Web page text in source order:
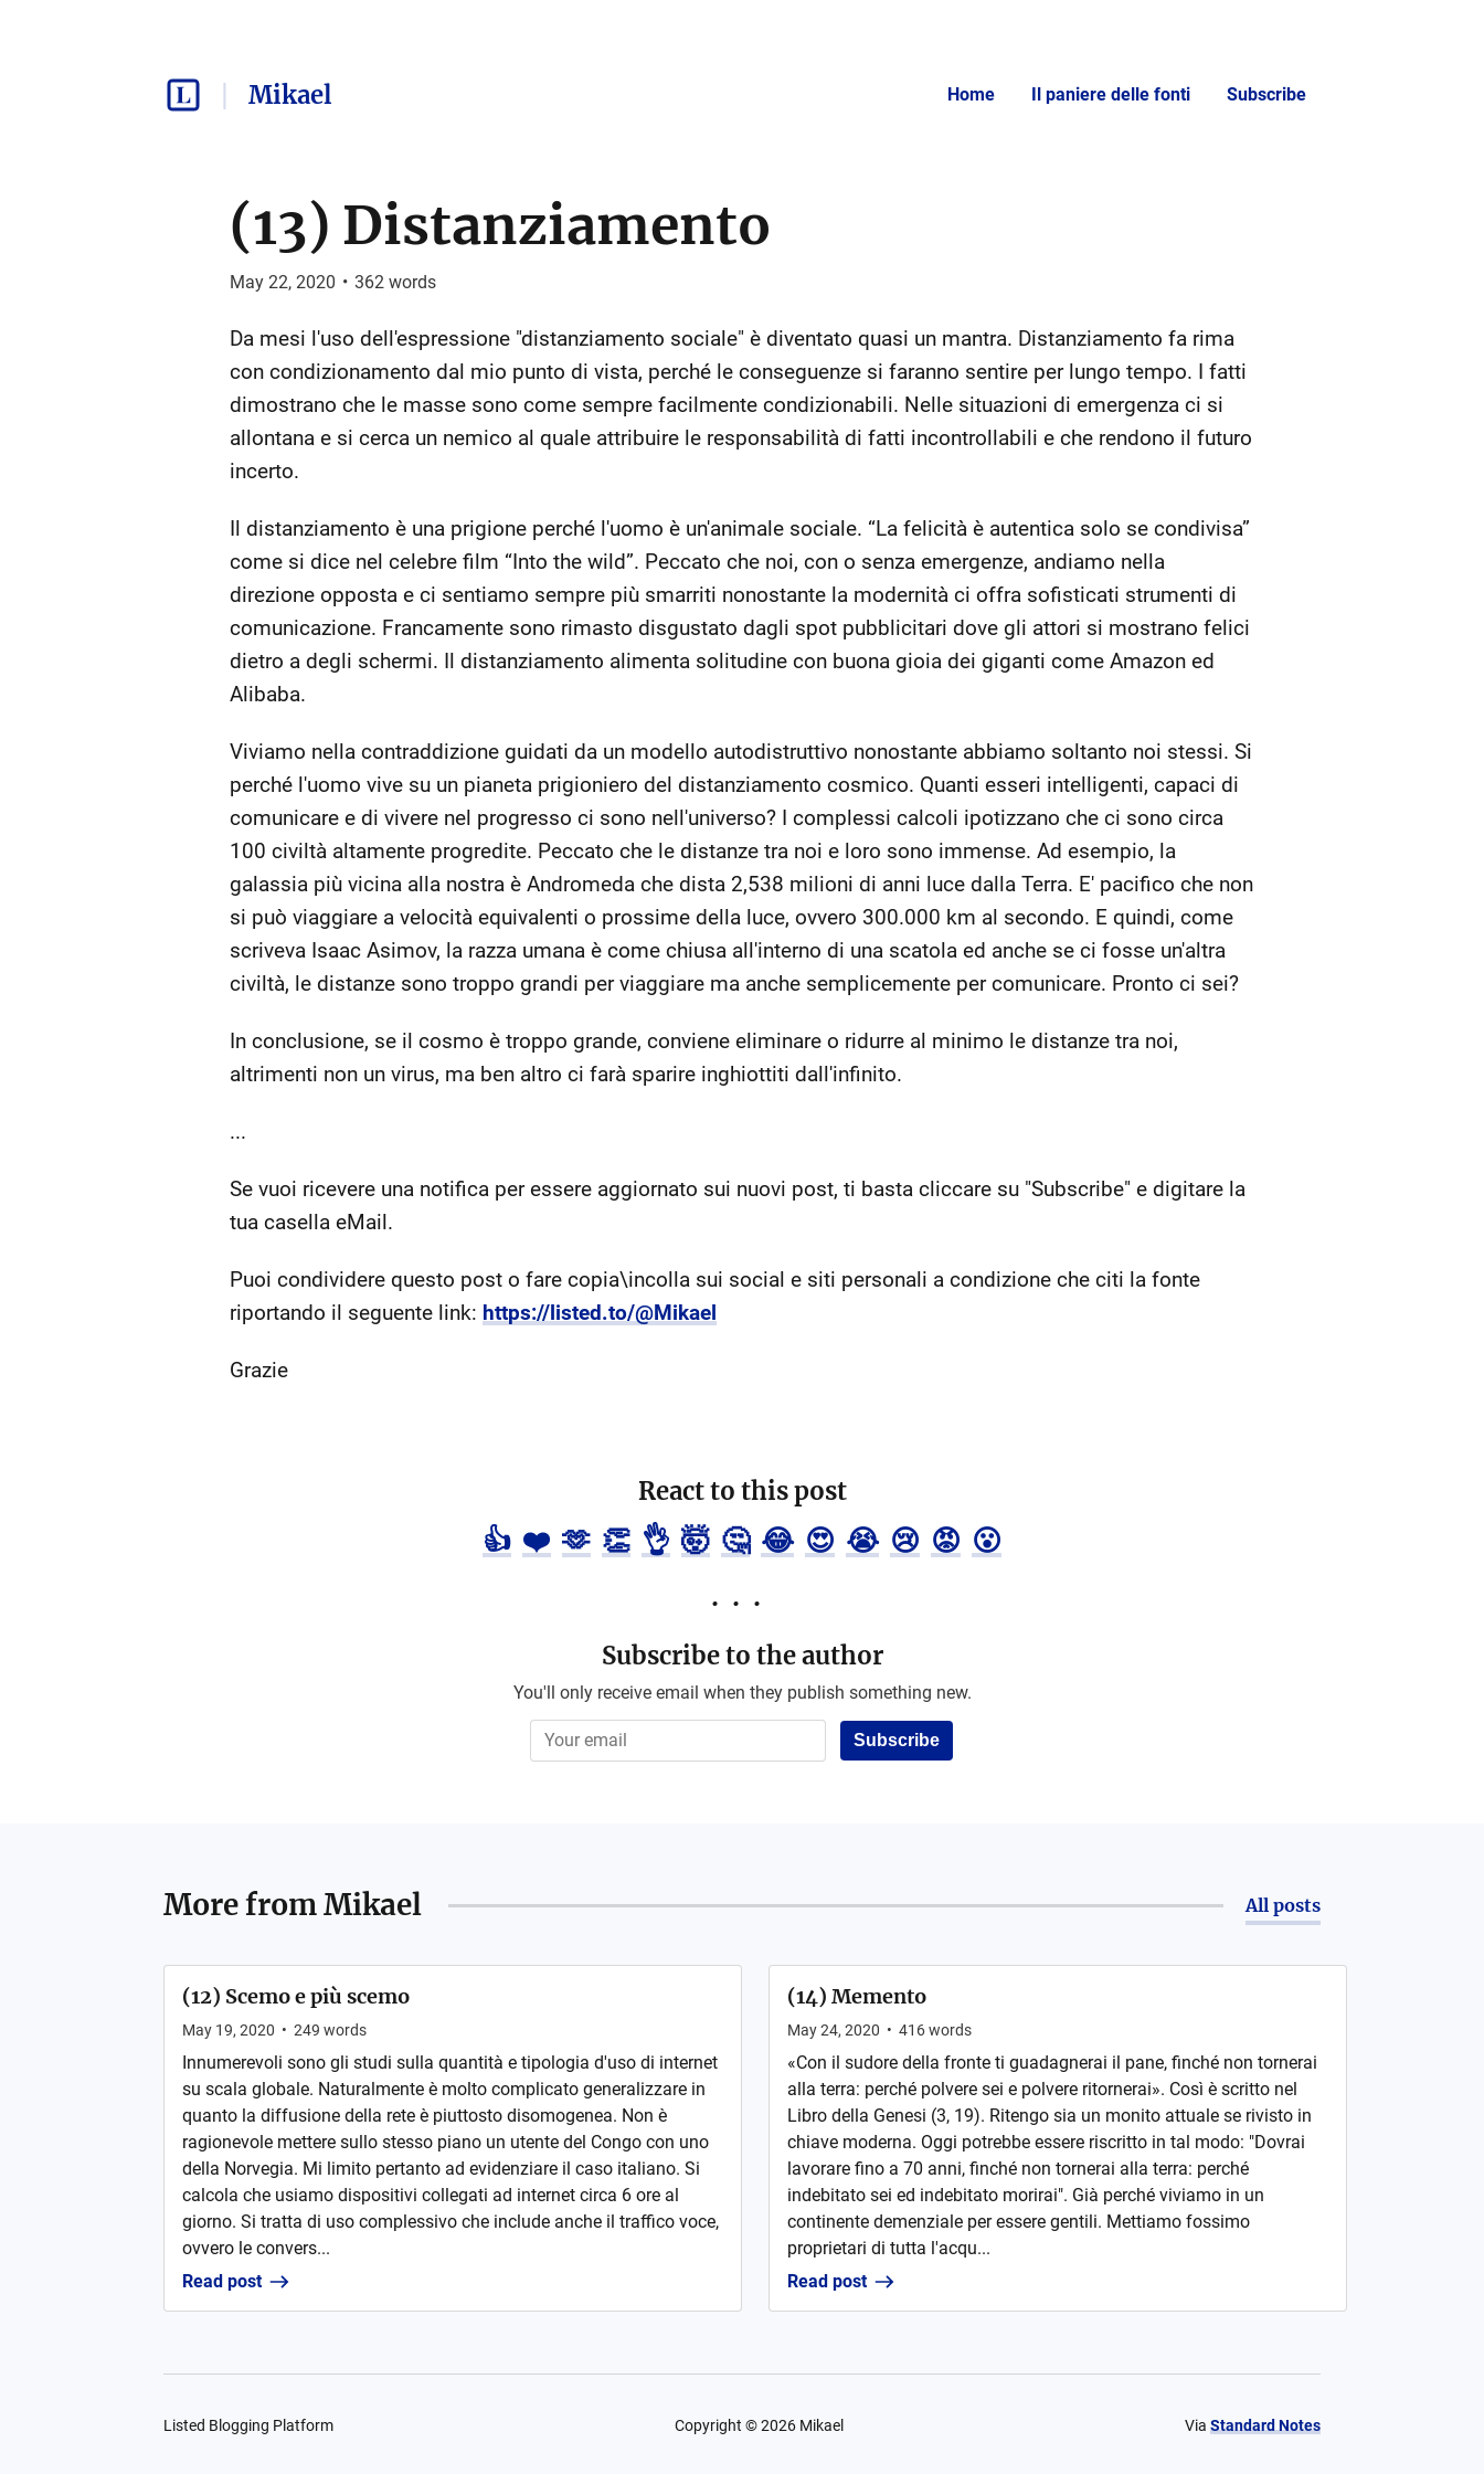
Mikael Home Il paniere delle fonti Subscribe
(13) Distanziamento
May 22, 2020 • 362words
Da mesi l'uso dell'espressione "distanziamento sociale" è diventato quasi un mantra. Distanziamento fa rima
con condizionamento dal mio punto di vista, perché le conseguenze si faranno sentire per lungo tempo. I fatti
dimostrano che le masse sono come sempre facilmente condizionabili. Nelle situazioni di emergenza ci si
allontana e si cerca un nemico al quale attribuire le responsabilità di fatti incontrollabili e che rendono il futuro
incerto.
Il distanziamento è una prigione perché l'uomo è un'animale sociale. “La felicità è autentica solo se condivisa”
come si dice nel celebre film “Into the wild”. Peccato che noi, con o senza emergenze, andiamo nella
direzione opposta e ci sentiamo sempre più smarriti nonostante la modernità ci offra sofisticati strumenti di
comunicazione. Francamente sono rimasto disgustato dagli spot pubblicitari dove gli attori si mostrano felici
dietro a degli schermi. Il distanziamento alimenta solitudine con buona gioia dei giganti come Amazon ed
Alibaba.
Viviamo nella contraddizione guidati da un modello autodistruttivo nonostante abbiamo soltanto noi stessi. Si
perché l'uomo vive su un pianeta prigioniero del distanziamento cosmico. Quanti esseri intelligenti, capaci di
comunicare e di vivere nel progresso ci sono nell'universo? I complessi calcoli ipotizzano che ci sono circa
100 civiltà altamente progredite. Peccato che le distanze tra noi e loro sono immense. Ad esempio, la
galassia più vicina alla nostra è Andromeda che dista 2,538 milioni di anni luce dalla Terra. E' pacifico che non
si può viaggiare a velocità equivalenti o prossime della luce, ovvero 300.000 km al secondo. E quindi, come
scriveva Isaac Asimov, la razza umana è come chiusa all'interno di una scatola ed anche se ci fosse un'altra
civiltà, le distanze sono troppo grandi per viaggiare ma anche semplicemente per comunicare. Pronto ci sei?
In conclusione, se il cosmo è troppo grande, conviene eliminare o ridurre al minimo le distanze tra noi,
altrimenti non un virus, ma ben altro ci farà sparire inghiottiti dall'infinito.
...
Se vuoi ricevere una notifica per essere aggiornato sui nuovi post, ti basta cliccare su "Subscribe" e digitare la
tua casella eMail.
Puoi condividere questo post o fare copia\incolla sui social e siti personali a condizione che citi la fonte
riportando il seguente link: https://listed.to/@Mikael
Grazie
React to this post
👍 ❤️ 🫶 👏 👌 🤯 🤔 😂 😍 😭 😢 😡 😮
Subscribe to the author
You'll only receive email when they publish something new.
Subscribe
More fromMikael All posts
(12) Scemo e più scemo
May 19, 2020 • 249 words
Innumerevoli sono gli studi sulla quantità e tipologia d'uso di internet
su scala globale. Naturalmente è molto complicato generalizzare in
quanto la diffusione della rete è piuttosto disomogenea. Non è
ragionevole mettere sullo stesso piano un utente del Congo con uno
della Norvegia. Mi limito pertanto ad evidenziare il caso italiano. Si
calcola che usiamo dispositivi collegati ad internet circa 6 ore al
giorno. Si tratta di uso complessivo che include anche il traffico voce,
ovvero le convers...
Read post
(14) Memento
May 24, 2020 • 416words
«Con il sudore della fronte ti guadagnerai il pane, finché non tornerai
alla terra: perché polvere sei e polvere ritornerai». Così è scritto nel
Libro della Genesi (3, 19). Ritengo sia un monito attuale se rivisto in
chiave moderna. Oggi potrebbe essere riscritto in tal modo: "Dovrai
lavorare fino a 70 anni, finché non tornerai alla terra: perché
indebitato sei ed indebitato morirai". Già perché viviamo in un
continente demenziale per essere gentili. Mettiamo fossimo
proprietari di tutta l'acqu...
Read post
Listed Blogging Platform Copyright ©2026 Mikael Via Standard Notes